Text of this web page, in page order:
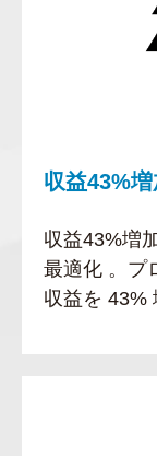
収益43%増
収益43%増
最適化 。プ
収益を 43%